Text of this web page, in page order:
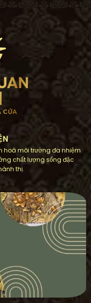
hoá môi trường đa nhiệm
chất lượng sống đặc
thị.